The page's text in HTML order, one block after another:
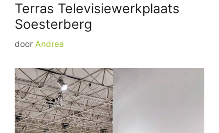
Terras Televisiewerkplaats
Soesterberg
door Andrea